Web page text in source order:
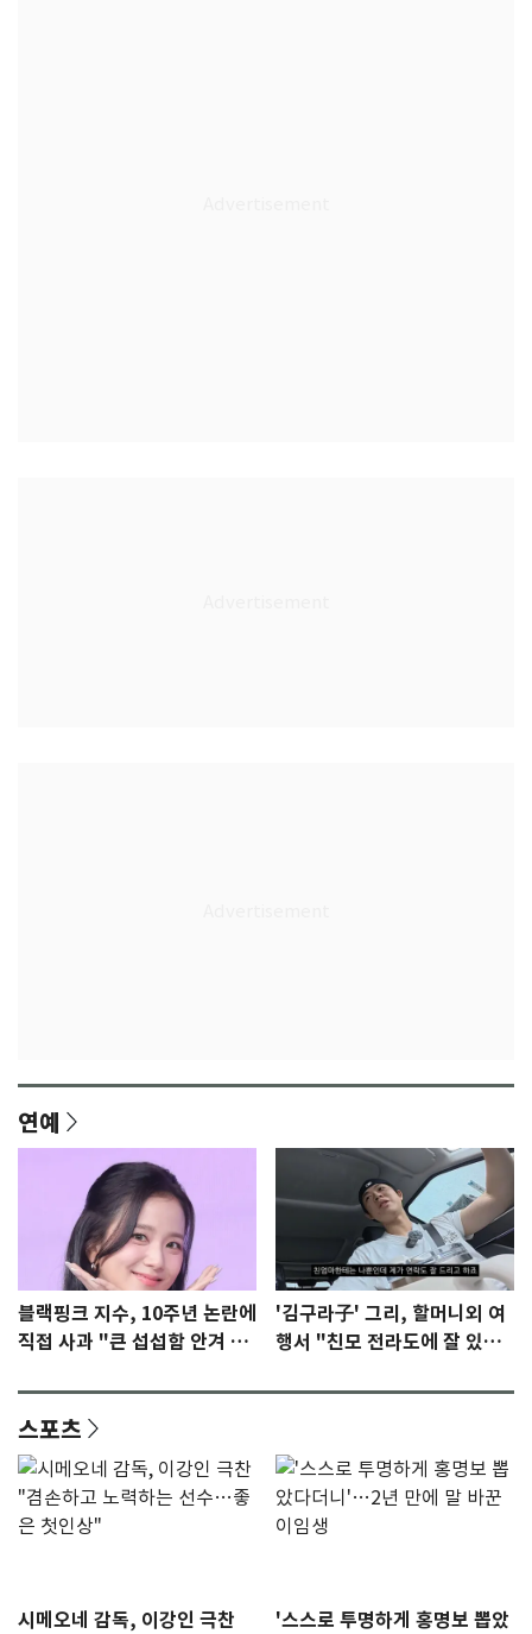
연예
블랙핑크 지수, 10주년 논란에
직접 사과 "큰 섭섭함 안겨 미
'김구라子' 그리, 할머니외 여
행서 "친모 전라도에 잘 있
스포츠
시메오네 감독, 이강인 극찬
'스스로 투명하게 홍명보 뽑았